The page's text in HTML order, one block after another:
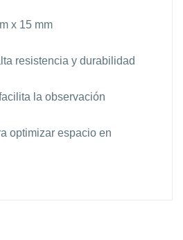
x 15 mm
resistencia y durabilidad
la observación
optimizar espacio en